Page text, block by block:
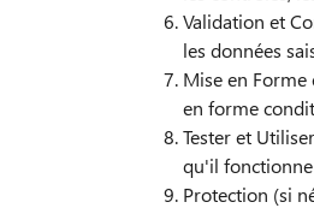
Validation et
les données
Mise en
en forme
Tester et
qu'il
Protection (si